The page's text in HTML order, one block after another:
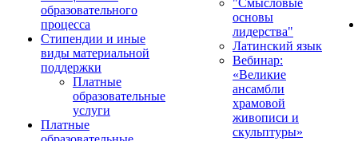
образовательного
процесса
Стипендии и иные
виды материальной
поддержки
Платные
образовательные
услуги
Платные
"Смысловые
основы
лидерства"
Латинский язык
Вебинар:
«Великие
ансамбли
храмовой
живописи и
скульптуры»